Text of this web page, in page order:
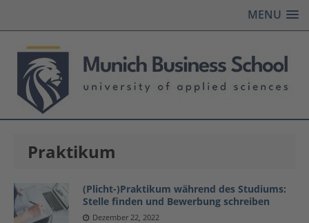
MENU
Praktikum
(Plicht-)Praktikum während des Studiums:
Stelle finden und Bewerbung schreiben
Dezember 22, 2022